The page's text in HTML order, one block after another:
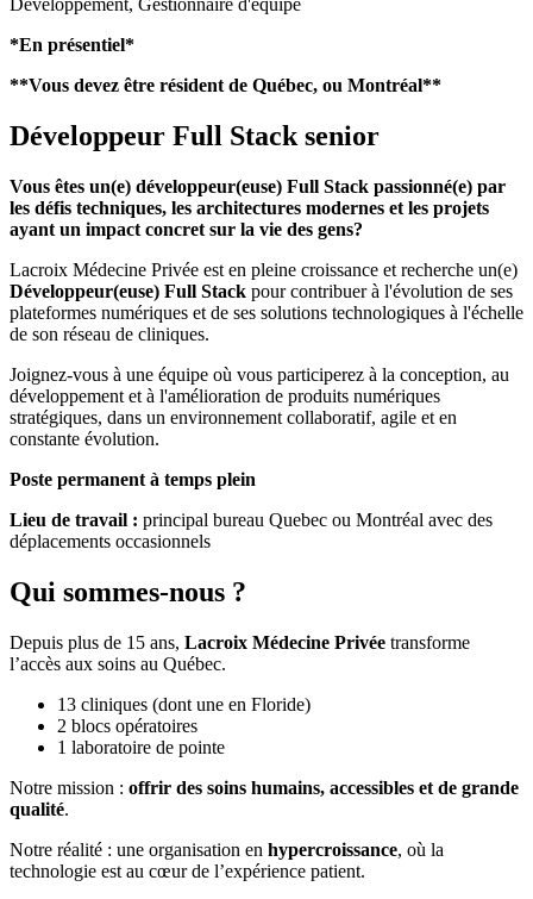
Développement, Gestionnaire d'équipe
*En présentiel*
**Vous devez être résident de Québec, ou Montréal**
Développeur Full Stack senior
Vous êtes un(e) développeur(euse) Full Stack passionné(e) par
les défis techniques, les architectures modernes et les projets
ayant un impact concret sur la vie des gens?
Lacroix Médecine Privée est en pleine croissance et recherche un(e)
Développeur(euse) Full Stack pour contribuer à l'évolution de ses
plateformes numériques et de ses solutions technologiques à l'échelle
de son réseau de cliniques.
Joignez-vous à une équipe où vous participerez à la conception, au
développement et à l'amélioration de produits numériques
stratégiques, dans un environnement collaboratif, agile et en
constante évolution.
Poste permanent à temps plein
Lieu de travail : principal bureau Quebec ou Montréal avec des
déplacements occasionnels
Qui sommes-nous ?
Depuis plus de 15 ans, Lacroix Médecine Privée transforme
l’accès aux soins au Québec.
13 cliniques (dont une en Floride)
2 blocs opératoires
1 laboratoire de pointe
Notre mission : offrir des soins humains, accessibles et de grande
qualité.
Notre réalité : une organisation en hypercroissance, où la
technologie est au cœur de l’expérience patient.